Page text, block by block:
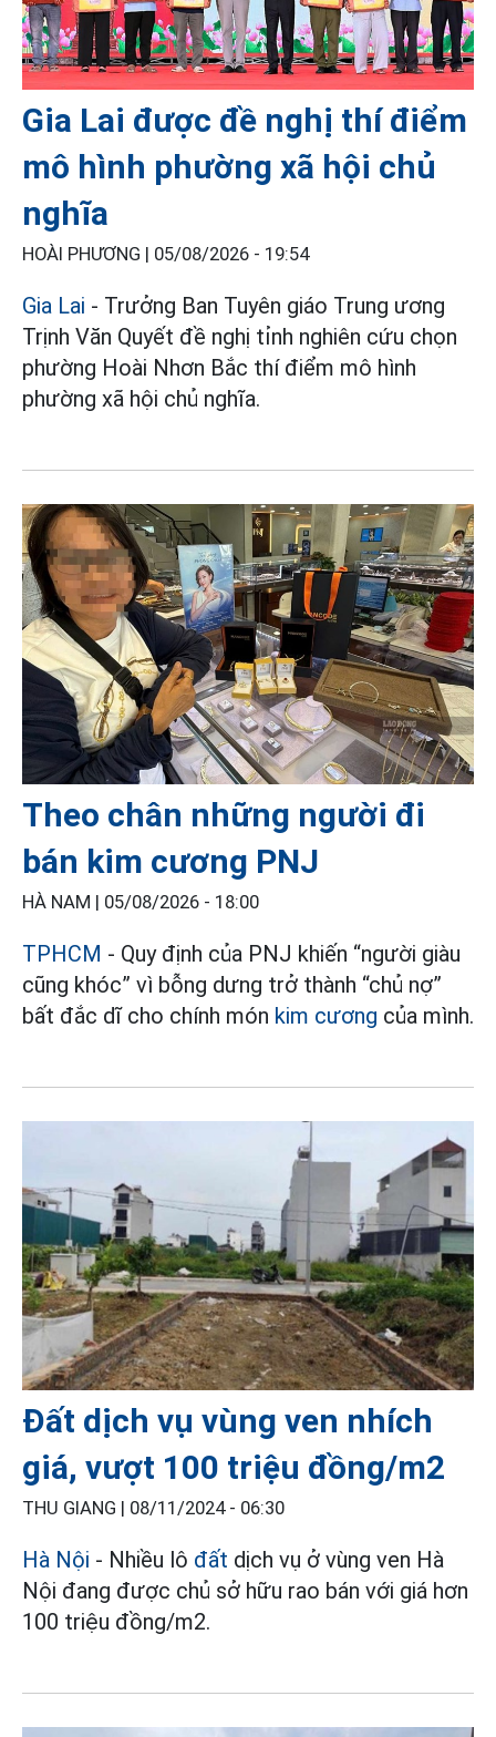
Gia Lai được đề nghị thí điểm
mô hình phường xã hội chủ
nghĩa
HOÀI PHƯƠNG | 05/08/2026 - 19:54
Gia Lai - Trưởng Ban Tuyên giáo Trung ương
Trịnh Văn Quyết đề nghị tỉnh nghiên cứu chọn
phường Hoài Nhơn Bắc thí điểm mô hình
phường xã hội chủ nghĩa.
Theo chân những người đi
bán kim cương PNJ
HÀ NAM | 05/08/2026 - 18:00
TPHCM - Quy định của PNJ khiến “người giàu
cũng khóc” vì bỗng dưng trở thành “chủ nợ”
bất đắc dĩ cho chính món kim cương của mình.
Đất dịch vụ vùng ven nhích
giá, vượt 100 triệu đồng/m2
THU GIANG | 08/11/2024 - 06:30
Hà Nội - Nhiều lô đất dịch vụ ở vùng ven Hà
Nội đang được chủ sở hữu rao bán với giá hơn
100 triệu đồng/m2.